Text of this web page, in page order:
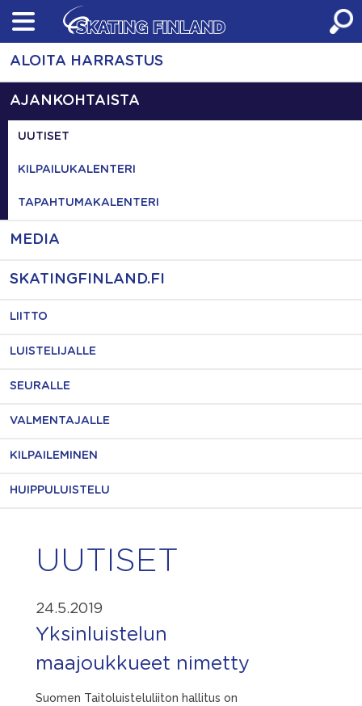
Skip
content
ALOITA HARRASTUS
AJANKOHTAISTA
UUTISET
KILPAILUKALENTERI
TAPAHTUMAKALENTERI
MEDIA
SKATINGFINLAND.FI
LIITTO
LUISTELIJALLE
SEURALLE
VALMENTAJALLE
KILPAILEMINEN
HUIPPULUISTELU
UUTISET
24.5.2019
Yksinluistelun
maajoukkueet nimetty
Suomen Taitoluisteluliiton hallitus on